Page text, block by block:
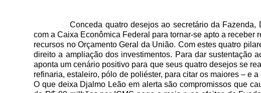
Conceda quatro desejos ao secretário da
com a Caixa Econômica Federal para tornar-se apto a
recursos no Orçamento Geral da União. Com estes quatro
direito a ampliação dos investimentos. Para dar sustentação
aponta um cenário positivo para que seus quatro desejos se
refinaria, estaleiro, pólo de poliéster, para citar os maiores – e
O que deixa Djalmo Leão em alerta são compromissos que